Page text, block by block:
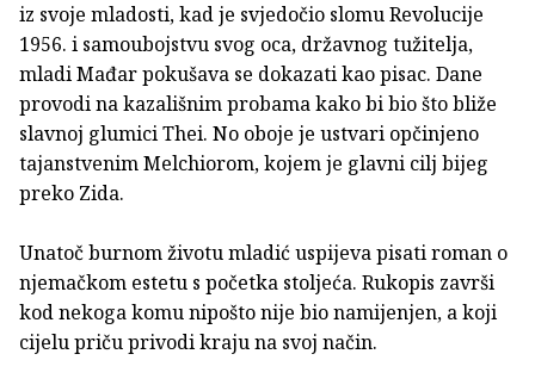
iz svoje mladosti, kad je svjedočio slomu Revolucije
1956. i samoubojstvu svog oca, državnog tužitelja,
mladi Mađar pokušava se dokazati kao pisac. Dane
provodi na kazališnim probama kako bi bio što bliže
slavnoj glumici Thei. No oboje je ustvari opčinjeno
tajanstvenim Melchiorom, kojem je glavni cilj bijeg
preko Zida.
Unatoč burnom životu mladić uspijeva pisati roman o
njemačkom estetu s početka stoljeća. Rukopis završi
kod nekoga komu nipošto nije bio namijenjen, a koji
cijelu priču privodi kraju na svoj način.